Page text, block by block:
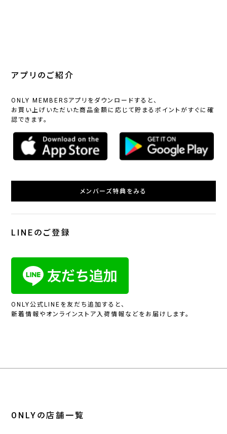
アプリのご紹介
ONLY MEMBERSアプリをダウンロードすると、
お買い上げいただいた商品金額に応じて貯まるポイントがすぐに確
認できます。
メンバーズ特典をみる
LINEのご登録
ONLY公式LINEを友だち追加すると、
新着情報やオンラインストア入荷情報などをお届けします。
ONLYの店舗一覧